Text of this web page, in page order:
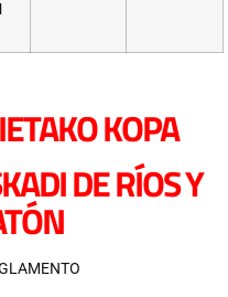
KOPA
DE RÍOS Y